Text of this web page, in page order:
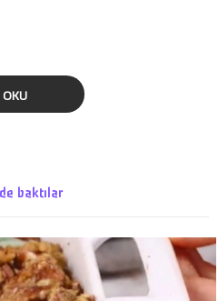
OKU
baktılar